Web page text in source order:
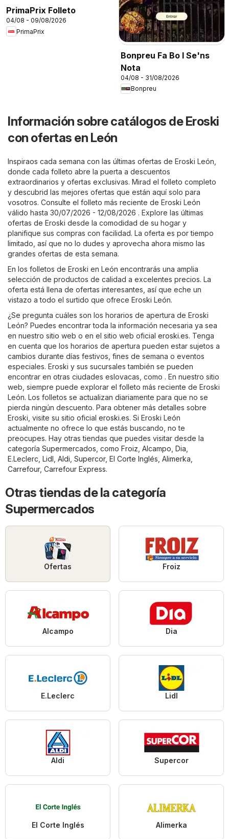
PrimaPrix Folleto
04/08 - 09/08/2026
PrimaPrix
Bonpreu Fa Bo I Se'ns
Nota
04/08 - 31/08/2026
Bonpreu
Información sobre catálogos de Eroski
con ofertas en León
Inspiraos cada semana con las últimas ofertas de Eroski León,
donde cada folleto abre la puerta a descuentos
extraordinarios y ofertas exclusivas. Mirad el folleto completo
y descubrid las mejores ofertas que están aquí solo para
vosotros. Consulte el folleto más reciente de Eroski León
válido hasta 30/07/2026 - 12/08/2026 . Explore las últimas
ofertas de Eroski desde la comodidad de su hogar y
planifique sus compras con facilidad. La oferta es por tiempo
limitado, así que no lo dudes y aprovecha ahora mismo las
grandes ofertas de esta semana.
En los folletos de Eroski en León encontrarás una amplia
selección de productos de calidad a excelentes precios. La
oferta está llena de ofertas interesantes, así que eche un
vistazo a todo el surtido que ofrece Eroski León.
¿Se pregunta cuáles son los horarios de apertura de Eroski
León? Puedes encontrar toda la información necesaria ya sea
en nuestro sitio web o en el sitio web oficial eroski.es. Tenga
en cuenta que los horarios de apertura pueden estar sujetos a
cambios durante días festivos, fines de semana o eventos
especiales. Eroski y sus sucursales también se pueden
encontrar en otras ciudades eslovacas, como . En nuestro sitio
web, siempre puede explorar el folleto más reciente de Eroski
León. Los folletos se actualizan diariamente para que no se
pierda ningún descuento. Para obtener más detalles sobre
Eroski, visite su sitio oficial eroski.es. Si Eroski León
actualmente no ofrece lo que estás buscando, no te
preocupes. Hay otras tiendas que puedes visitar desde la
categoría Supermercados , como Froiz Alcampo Dia
E.Leclerc Lidl Aldi Supercor, El Corte Inglés Alimerka
Carrefour, Carrefour Express.
Otras tiendas de la categoría
Supermercados
Ofertas Froiz
Alcampo Dia
E.Leclerc Lidl
Aldi Supercor
El Corte Inglés Alimerka